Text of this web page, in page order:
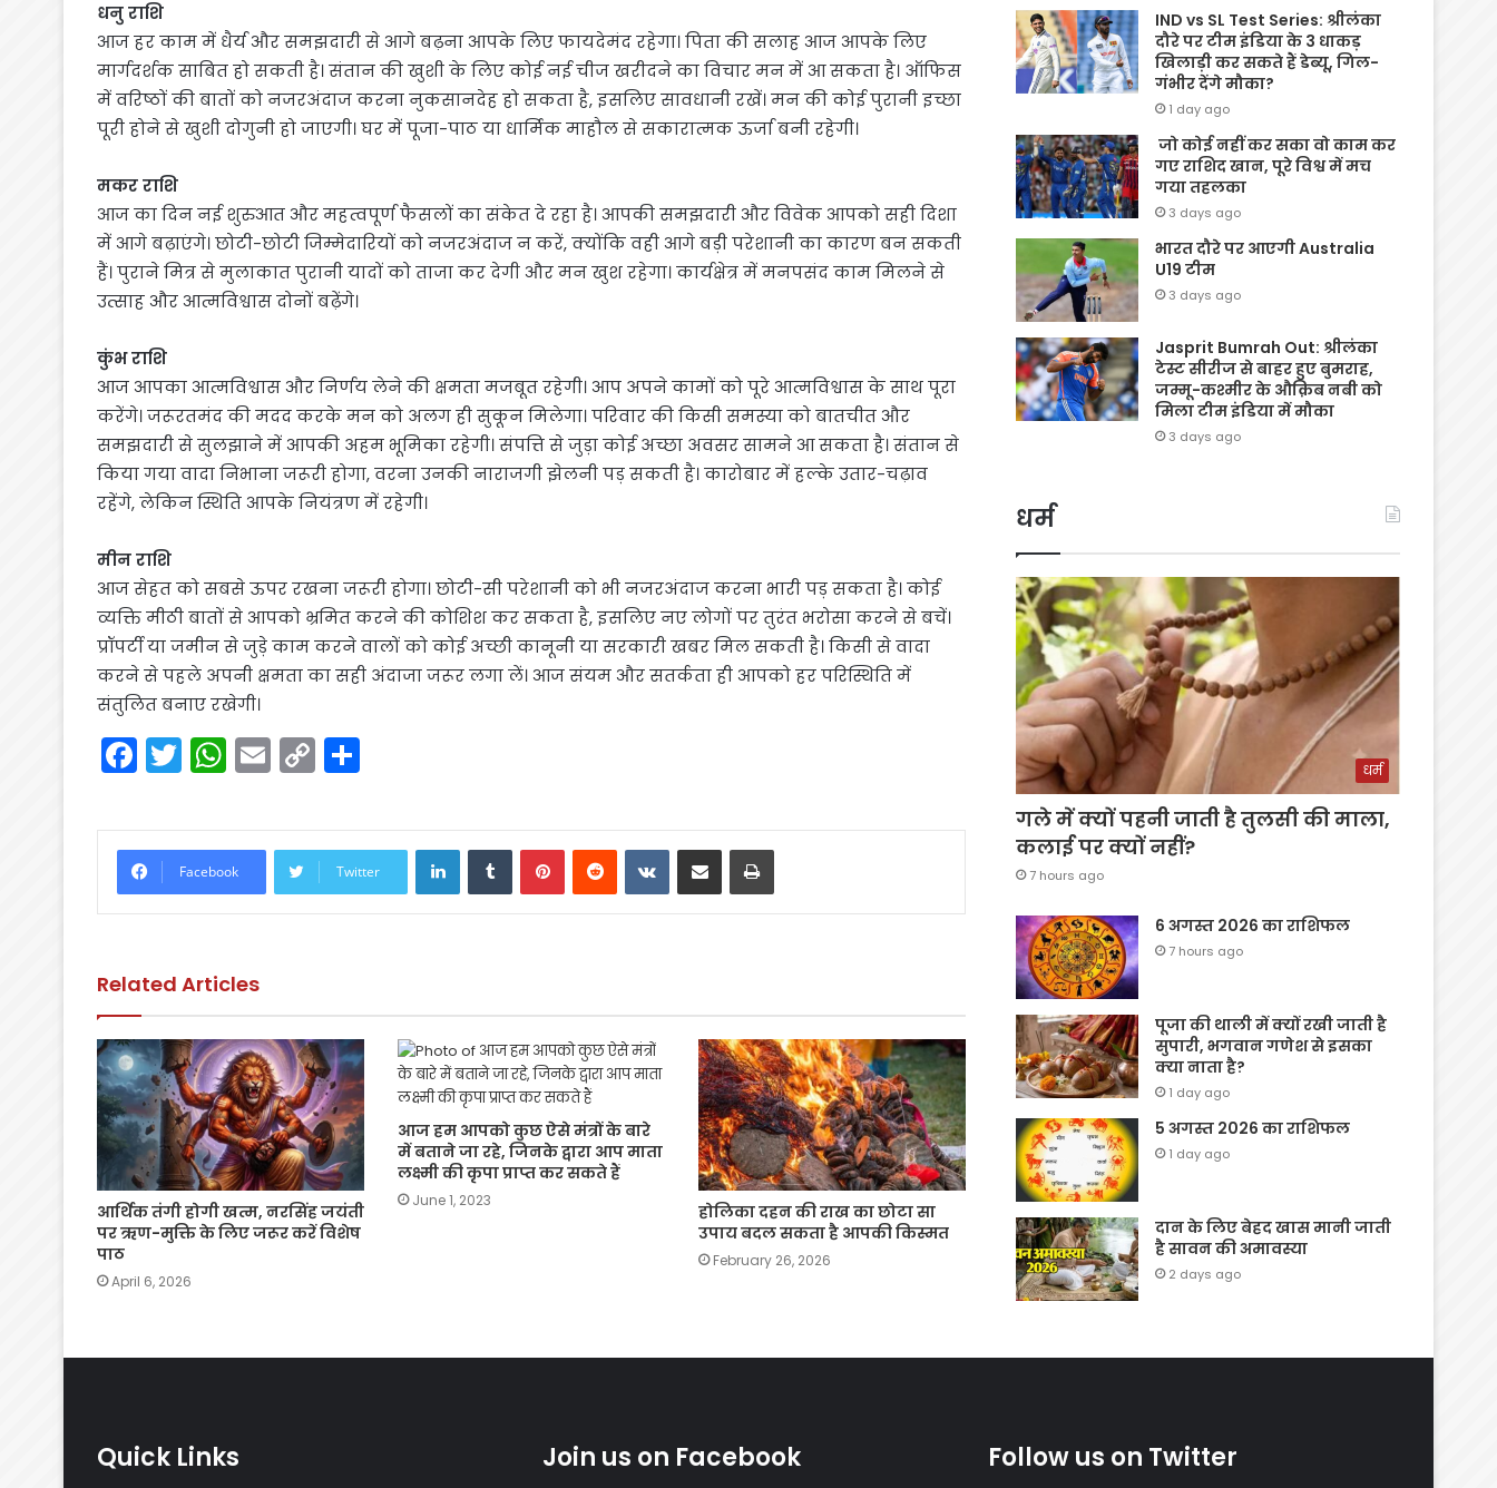
धनु राशि
आज हर काम में धैर्य और समझदारी से आगे बढ़ना आपके लिए फायदेमंद रहेगा। पिता की सलाह आज आपके लिए
मार्गदर्शक साबित हो सकती है। संतान की खुशी के लिए कोई नई चीज खरीदने का विचार मन में आ सकता है। ऑफिस
में वरिष्ठों की बातों को नजरअंदाज करना नुकसानदेह हो सकता है, इसलिए सावधानी रखें। मन की कोई पुरानी इच्छा
पूरी होने से खुशी दोगुनी हो जाएगी। घर में पूजा-पाठ या धार्मिक माहौल से सकारात्मक ऊर्जा बनी रहेगी।
मकर राशि
आज का दिन नई शुरुआत और महत्वपूर्ण फैसलों का संकेत दे रहा है। आपकी समझदारी और विवेक आपको सही दिशा
में आगे बढ़ाएंगे। छोटी-छोटी जिम्मेदारियों को नजरअंदाज न करें, क्योंकि वही आगे बड़ी परेशानी का कारण बन सकती
हैं। पुराने मित्र से मुलाकात पुरानी यादों को ताजा कर देगी और मन खुश रहेगा। कार्यक्षेत्र में मनपसंद काम मिलने से
उत्साह और आत्मविश्वास दोनों बढ़ेंगे।
कुंभ राशि
आज आपका आत्मविश्वास और निर्णय लेने की क्षमता मजबूत रहेगी। आप अपने कामों को पूरे आत्मविश्वास के साथ पूरा
करेंगे। जरूरतमंद की मदद करके मन को अलग ही सुकून मिलेगा। परिवार की किसी समस्या को बातचीत और
समझदारी से सुलझाने में आपकी अहम भूमिका रहेगी। संपत्ति से जुड़ा कोई अच्छा अवसर सामने आ सकता है। संतान से
किया गया वादा निभाना जरूरी होगा, वरना उनकी नाराजगी झेलनी पड़ सकती है। कारोबार में हल्के उतार-चढ़ाव
रहेंगे, लेकिन स्थिति आपके नियंत्रण में रहेगी।
मीन राशि
आज सेहत को सबसे ऊपर रखना जरूरी होगा। छोटी-सी परेशानी को भी नजरअंदाज करना भारी पड़ सकता है। कोई
व्यक्ति मीठी बातों से आपको भ्रमित करने की कोशिश कर सकता है, इसलिए नए लोगों पर तुरंत भरोसा करने से बचें।
प्रॉपर्टी या जमीन से जुड़े काम करने वालों को कोई अच्छी कानूनी या सरकारी खबर मिल सकती है। किसी से वादा
करने से पहले अपनी क्षमता का सही अंदाजा जरूर लगा लें। आज संयम और सतर्कता ही आपको हर परिस्थिति में
संतुलित बनाए रखेगी।
F
a
c
e
b
o
k
T
w
itt
er
W
h
a
ts
A
p
E
m
ai
l
C
o
p
y
Li
ar
e
Facebook Twitter
LinkedInTumblrPinterestReddit VKontakte
Share via Email Print
Related Articles
आर्थिक तंगी होगी खत्म, नरसिंह जयंती
पर ऋण-मुक्ति के लिए जरूर करें विशेष
पाठ
April 6, 2026
आज हम आपको कुछ ऐसे मंत्रों के बारे
में बताने जा रहे, जिनके द्वारा आप माता
लक्ष्मी की कृपा प्राप्त कर सकते हैं
June 1, 2023
होलिका दहन की राख का छोटा सा
उपाय बदल सकता है आपकी किस्मत
February 26, 2026
IND vs SL Test Series: श्रीलंका
दौरे पर टीम इंडिया के 3 धाकड़
खिलाड़ी कर सकते हैं डेब्यू, गिल-
गंभीर देंगे मौका?
1 day ago
जो कोई नहीं कर सका वो काम कर
गए राशिद खान, पूरे विश्व में मच
गया तहलका
3 days ago
भारत दौरे पर आएगी Australia
U19 टीम
3 days ago
Jasprit Bumrah Out: श्रीलंका
टेस्ट सीरीज से बाहर हुए बुमराह,
जम्मू-कश्मीर के औक़िब नबी को
मिला टीम इंडिया में मौका
3 days ago
धर्म
धर्म
गले में क्यों पहनी जाती है तुलसी की माला,
कलाई पर क्यों नहीं?
7 hours ago
6 अगस्त 2026 का राशिफल
7 hours ago
पूजा की थाली में क्यों रखी जाती है
सुपारी, भगवान गणेश से इसका
क्या नाता है?
1 day ago
5 अगस्त 2026 का राशिफल
1 day ago
दान के लिए बेहद खास मानी जाती
है सावन की अमावस्या
2 days ago
Quick Links Join us on Facebook Follow us on Twitter